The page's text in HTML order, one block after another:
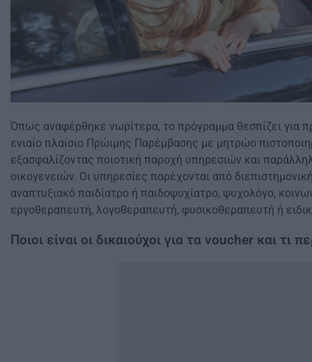
Όπως αναφέρθηκε νωρίτερα, το πρόγραμμα θεσπίζει για
ενιαίο πλαίσιο Πρώιμης Παρέμβασης με μητρώο
εξασφαλίζοντας ποιοτική παροχή υπηρεσιών και
οικογενειών. Οι υπηρεσίες παρέχονται από
αναπτυξιακό παιδίατρο ή παιδοψυχίατρο, ψυχολόγο,
εργοθεραπευτή, λογοθεραπευτή, φυσικοθεραπευτή ή
Ποιοι είναι οι δικαιούχοι για τα voucher και τι